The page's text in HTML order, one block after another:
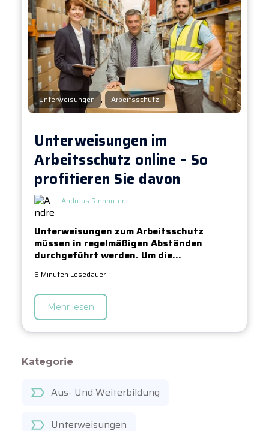
Kategorie
Aus- Und Weiterbildung
Unterweisungen
Unterweisungen , Arbeitsschutz
Unterweisungen im
Arbeitsschutz online – So
profitieren Sie davon
Andreas Rinnhofer
Unterweisungen zum Arbeitsschutz
müssen in regelmäßigen Abständen
durchgeführt werden. Um die...
6 Minuten Lesedauer
Mehr lesen